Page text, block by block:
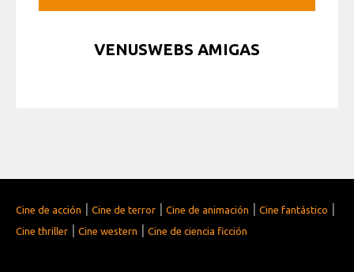
VENUSWEBS AMIGAS
Cine de acción Cine de terror Cine de animación Cine fantástico
Cine thriller Cine western Cine de ciencia ficción